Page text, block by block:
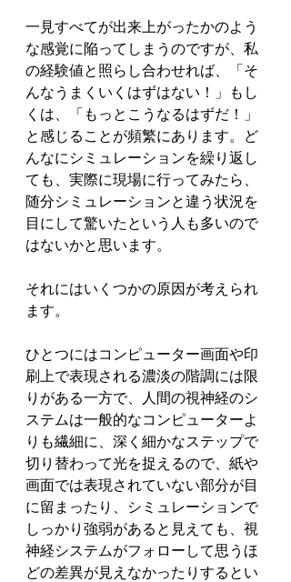
一見すべてが出来上がったかのよう
な感覚に陥ってしまうのですが、私
の経験値と照らし合わせれば、「そ
んなうまくいくはずはない！」もし
くは、「もっとこうなるはずだ！」
と感じることが頻繁にあります。ど
んなにシミュレーションを繰り返し
ても、実際に現場に行ってみたら、
随分シミュレーションと違う状況を
目にして驚いたという人も多いので
はないかと思います。
それにはいくつかの原因が考えられ
ます。
ひとつにはコンピューター画面や印
刷上で表現される濃淡の階調には限
りがある一方で、人間の視神経のシ
ステムは一般的なコンピューターよ
りも繊細に、深く細かなステップで
切り替わって光を捉えるので、紙や
画面では表現されていない部分が目
に留まったり、シミュレーションで
しっかり強弱があると見えても、視
神経システムがフォローして思うほ
どの差異が見えなかったりするとい